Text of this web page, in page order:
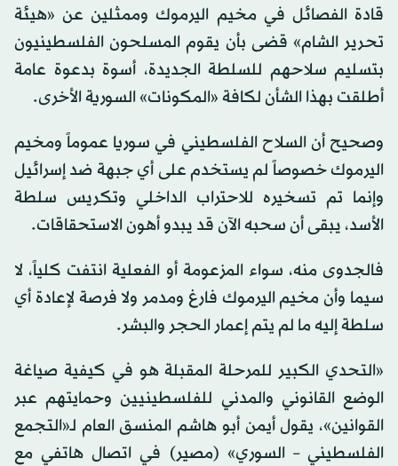
قادة الفصائل في مخيم اليرموك وممثلين عن «هيئة
تحرير الشام» قضى بأن يقوم المسلحون الفلسطينيون
بتسليم سلاحهم للسلطة الجديدة، أسوة بدعوة عامة
أطلقت بهذا الشأن لكافة «المكونات» السورية الأخرى.
وصحيح أن السلاح الفلسطيني في سوريا عموماً ومخيم
اليرموك خصوصاً لم يستخدم على أي جبهة ضد إسرائيل
وإنما تم تسخيره للاحتراب الداخلي وتكريس سلطة
الأسد، يبقى أن سحبه الآن قد يبدو أهون الاستحقاقات.
فالجدوى منه، سواء المزعومة أو الفعلية انتفت كلياً، لا
سيما وأن مخيم اليرموك فارغ ومدمر ولا فرصة لإعادة أي
سلطة إليه ما لم يتم إعمار الحجر والبشر.
«التحدي الكبير للمرحلة المقبلة هو في كيفية صياغة
الوضع القانوني والمدني للفلسطينيين وحمايتهم عبر
القوانين»، يقول أيمن أبو هاشم المنسق العام لـ«التجمع
الفلسطيني – السوري» (مصير) في اتصال هاتفي مع